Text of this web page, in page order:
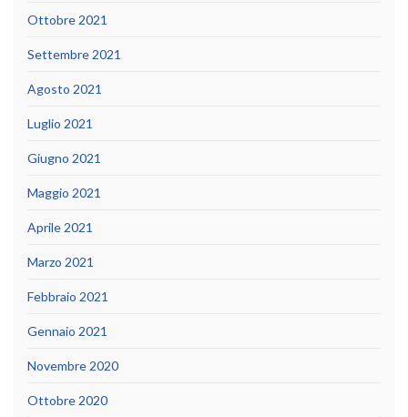
Ottobre 2021
Settembre 2021
Agosto 2021
Luglio 2021
Giugno 2021
Maggio 2021
Aprile 2021
Marzo 2021
Febbraio 2021
Gennaio 2021
Novembre 2020
Ottobre 2020